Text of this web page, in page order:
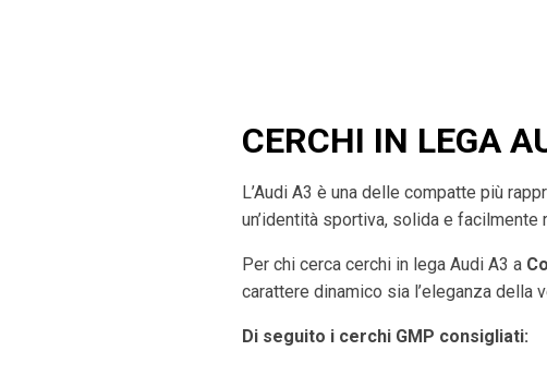
CERCHI IN LEGA
L’Audi A3 è una delle compatte più
un’identità sportiva, solida e facilmente
Per chi cerca cerchi in lega Audi A3 a
carattere dinamico sia l’eleganza della
Di seguito i cerchi GMP consigliati: